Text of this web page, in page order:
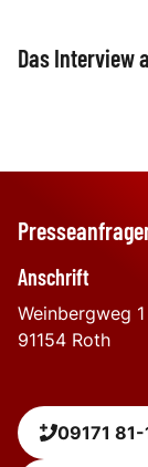
Das Interview
Anschrift
Weinbergweg 1
91154 Roth
09171